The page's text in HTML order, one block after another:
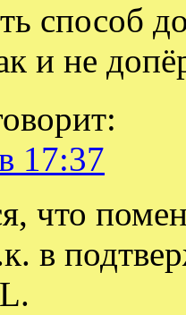
способ
и не
17:37
что
в